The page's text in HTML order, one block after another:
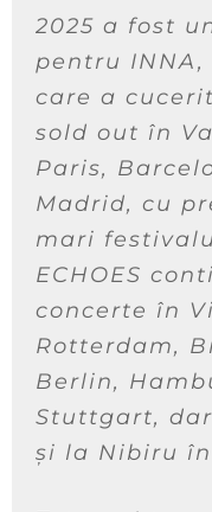
2025 a fost
pentru INNA,
care a
sold out în
Paris,
Madrid, cu
mari
ECHOES
concerte în
Rotterdam,
Berlin,
Stuttgart,
și la Nibiru în